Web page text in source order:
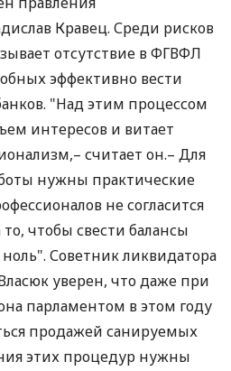
Кравец. Среди рисков
отсутствие в ФГВФЛ
эффективно вести
"Над этим процессом
интересов и витает
считает он.– Для
нужны практические
не согласится
чтобы свести балансы
Советник ликвидатора
уверен, что даже при
парламентом в этом году
продажей санируемых
этих процедур нужны